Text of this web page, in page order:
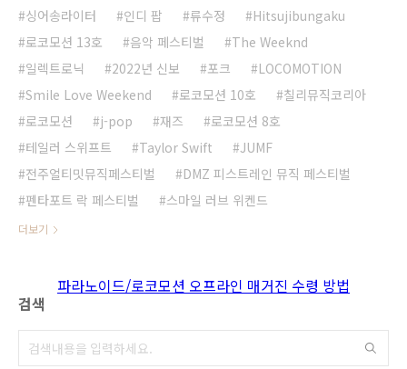
싱어송라이터
인디 팝 류수정
Hitsujibungaku
로코모션 13호
음악 페스티벌
The Weeknd
일렉트로닉
2022년 신보 포크
LOCOMOTION
Smile Love Weekend
로코모션 10호
칠리뮤직코리아
로코모션
j-pop 재즈
로코모션 8호
테일러 스위프트
Taylor Swift
JUMF
전주얼티밋뮤직페스티벌
DMZ 피스트레인 뮤직 페스티벌
펜타포트 락 페스티벌
스마일 러브 위켄드
더보기
파라노이드/로코모션 오프라인 매거진 수령 방법
검색